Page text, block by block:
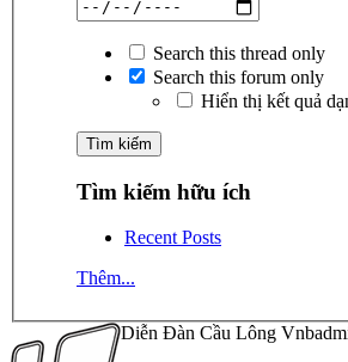
Search this thread only
Search this forum only
Hiển thị kết quả
Tìm kiếm hữu ích
Recent Posts
Thêm...
Diễn Đàn Cầu Lông